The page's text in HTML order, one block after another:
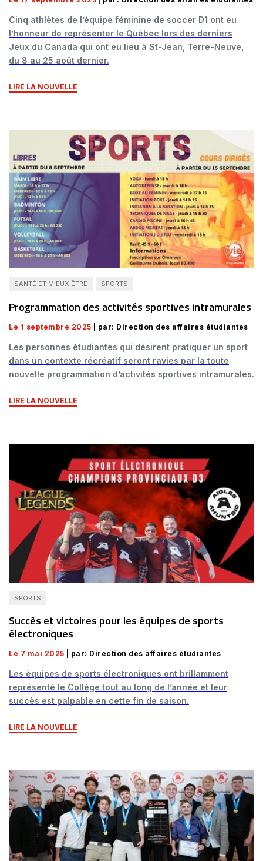
Cinq athlètes de l’équipe féminine de soccer D1 ont eu
l’honneur de représenter le Québec lors des derniers
Jeux du Canada qui ont eu lieu à St-Jean, Terre-Neuve,
du 8 au 25 août dernier.
LIRE LA NOUVELLE
SANTÉ ET MIEUX ÊTRE SPORTS
Programmation des activités sportives intramurales
Le 1 septembre 2025 | par: Direction des affaires étudiantes
Les personnes étudiantes qui désirent pratiquer un sport
dans un contexte récréatif seront ravies par la toute
nouvelle programmation d’activités sportives intramurales.
LIRE LA NOUVELLE
SPORTS
Succès et victoires pour les équipes de sports
électroniques
Le 7 mai 2025 | par: Direction des affaires étudiantes
Les équipes de sports électroniques ont brillamment
représenté le Collège tout au long de l’année et leur
succès est palpable en cette fin de saison.
LIRE LA NOUVELLE